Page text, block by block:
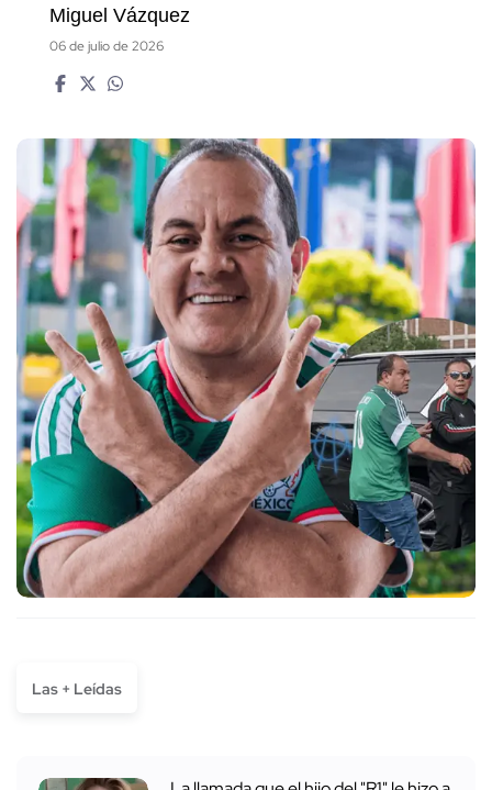
Miguel Vázquez
06 de julio de 2026
Las + Leídas